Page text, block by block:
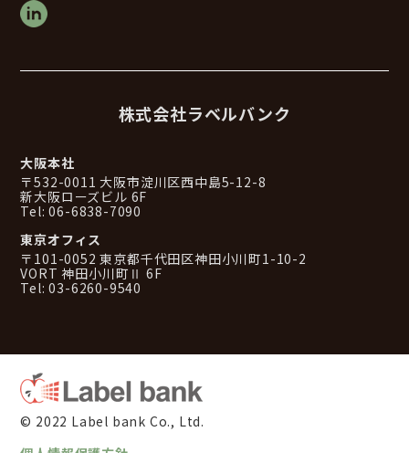
株式会社ラベルバンク
大阪本社
〒532-0011 大阪市淀川区西中島5-12-8
新大阪ローズビル 6F
Tel: 06-6838-7090
東京オフィス
〒101-0052 東京都千代田区神田小川町1-10-2
VORT 神田小川町Ⅱ 6F
Tel: 03-6260-9540
© 2022 Label bank Co., Ltd.